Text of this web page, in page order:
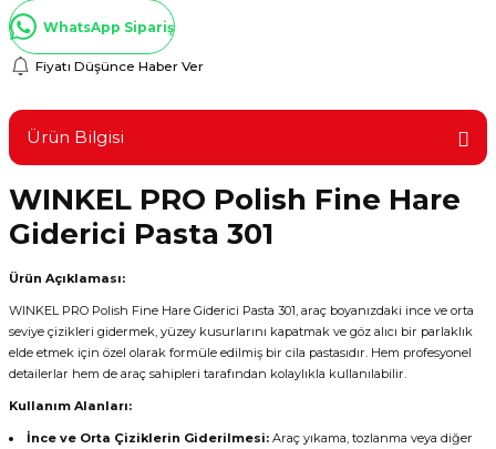
Aletleri
WhatsApp Sipariş
Fiyatı Düşünce Haber Ver
Ürün Bilgisi
WINKEL PRO Polish Fine Hare
Giderici Pasta 301
Ürün Açıklaması:
WINKEL PRO Polish Fine Hare Giderici Pasta 301, araç boyanızdaki ince ve orta
seviye çizikleri gidermek, yüzey kusurlarını kapatmak ve göz alıcı bir parlaklık
elde etmek için özel olarak formüle edilmiş bir cila pastasıdır. Hem profesyonel
detailerlar hem de araç sahipleri tarafından kolaylıkla kullanılabilir.
Kullanım Alanları:
İnce ve Orta Çiziklerin Giderilmesi: Araç yıkama, tozlanma veya diğer